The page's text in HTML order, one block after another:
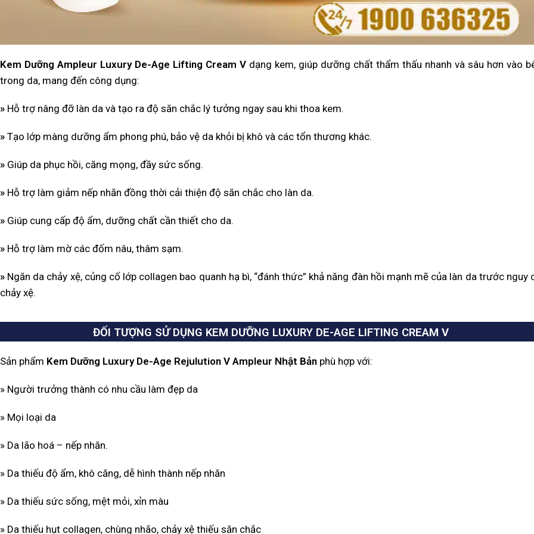
Kem Dưỡng Ampleur Luxury De-Age Lifting Cream Vdạng kem, giúp dưỡng chất thẩm thấu nhanh và sâu hơn vào
trong da, mang đến công dụng:
» Hỗ trợ nâng đỡ làn da và tạo ra độ săn chắc lý tưởng ngay sau khi thoa kem.
» Tạo lớp màng dưỡng ẩm phong phú, bảo vệ da khỏi bị khô và các tổn thương khác.
» Giúp da phục hồi, căng mọng, đầy sức sống.
» Hỗ trợ làm giảm nếp nhăn đồng thời cải thiện độ săn chắc cho làn da.
» Giúp cung cấp độ ẩm, dưỡng chất cần thiết cho da.
» Hỗ trợ làm mờ các đốm nâu, thâm sạm.
» Ngăn da chảy xệ, củng cố lớp collagen bao quanh hạ bì, “đánh thức” khả năng đàn hồi mạnh mẽ của làn da trước nguy
chảy xệ.
ĐỐI TƯỢNG SỬ DỤNG KEM DƯỠNG LUXURY DE-AGE LIFTING CREAM V
Sản phẩm Kem Dưỡng Luxury De-Age Rejulution V Ampleur Nhật Bản phù hợp với:
» Người trưởng thành có nhu cầu làm đẹp da
» Mọi loại da
» Da lão hoá – nếp nhăn.
» Da thiếu độ ẩm, khô căng, dễ hình thành nếp nhăn
» Da thiếu sức sống, mệt mỏi, xỉn màu
» Da thiếu hụt collagen, chùng nhão, chảy xệ thiếu săn chắc